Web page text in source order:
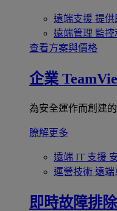
遠端支援 提供
遠端管理 監控
查看方案與價格
企業
為安全運作而創建
瞭解更多
遠端 IT 支援
運營技術 遠端
即時故障排除